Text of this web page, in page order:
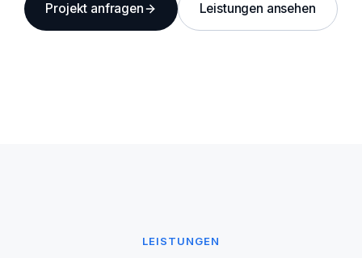
Projekt anfragen Leistungen ansehen
LEISTUNGEN